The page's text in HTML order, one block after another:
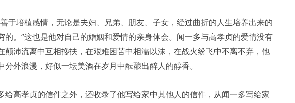
于培植感情，无论是夫妇、兄弟、朋友、子女，经过曲折的人生培养出来的
的。”这也是他对自己的婚姻和爱情的亲身体会。闻一多与高孝贞的爱情没有
颠沛流离中互相搀扶，在艰难困苦中相濡以沫，在战火纷飞中不离不弃，他
外浪漫，好似一坛美酒在岁月中酝酿出醉人的醇香。
给高孝贞的信件之外，还收录了他写给家中其他人的信件，从闻一多写给家